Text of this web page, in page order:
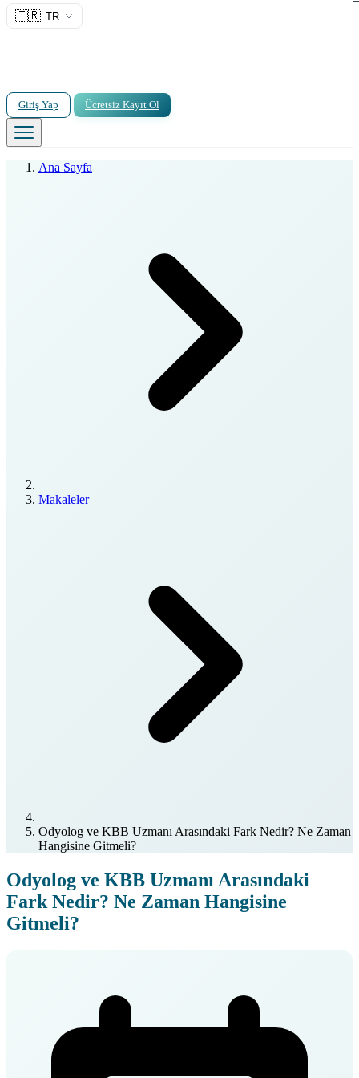
🇹🇷 TR
Giriş Yap Ücretsiz Kayıt Ol
Ana Sayfa
Makaleler
Odyolog ve KBB Uzmanı Arasındaki Fark Nedir? Ne Zaman
Hangisine Gitmeli?
Odyolog ve KBB Uzmanı Arasındaki
Fark Nedir? Ne Zaman Hangisine
Gitmeli?